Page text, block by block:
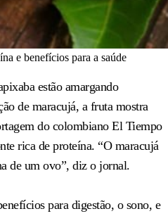
e benefícios para a saúde
estão amargando
de maracujá, a fruta mostra
do colombiano El Tiempo
rica de proteína. “O maracujá
de um ovo”, diz o jornal.
para digestão, o sono, e